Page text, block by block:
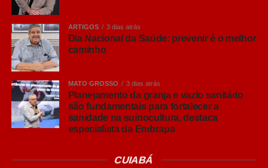
um estilo melhor que outro, sempre tem aquele que
combina mais com o gosto do consumidor e com cada
ocasião”, comenta Ana Paula Nicolino, especialista em
análise sensorial do Grupo Petrópolis.
Antes de conhecer os principais estilos, vale entender
que grande parte das cervejas comerciais são
classificadas em duas grandes famílias: Lager e Ale.
cervejas Lager utilizam leveduras que trabalham em
ARTIGOS 3 dias atrás
Dia Nacional da Saúde: prevenir é o melhor
caminho
MATO GROSSO 3 dias atrás
Planejamento da granja e vazio sanitário
são fundamentais para fortalecer a
sanidade na suinocultura, destaca
especialista da Embrapa
CUIABÁ